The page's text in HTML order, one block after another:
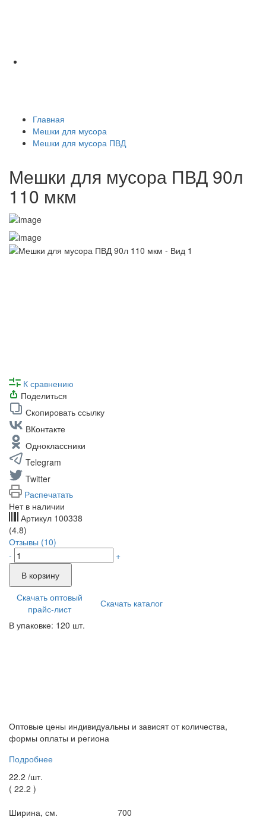
Главная
Мешки для мусора
Мешки для мусора ПВД
Мешки для мусора ПВД 90л
110 мкм
К сравнению
Поделиться
Скопировать ссылку
ВКонтакте
Одноклассники
Telegram
Twitter
Распечатать
Нет в наличии
Артикул 100338
(4.8)
Отзывы (10)
-
+
В корзину
Скачать оптовый
прайс-лист
Скачать каталог
В упаковке: 120 шт.
Оптовые цены индивидуальны и зависят от количества,
формы оплаты и региона
Подробнее
22.2 /шт.
( 22.2 )
Ширина, см.
700